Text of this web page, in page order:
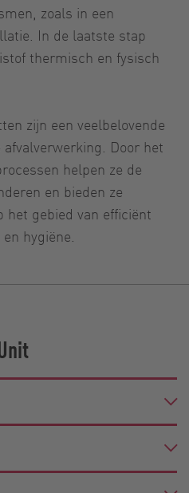
zoals in een
In de laatste stap
thermisch en fysisch
zijn een veelbelovende
Door het
helpen ze de
en bieden ze
het gebied van efficiënt
hygiëne.